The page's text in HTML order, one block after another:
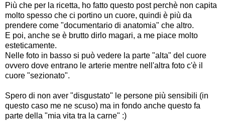
Più che per la ricetta, ho fatto questo post perchè non capita
molto spesso che ci portino un cuore, quindi è più da
prendere come "documentario di anatomia" che altro.
E poi, anche se è brutto dirlo magari, a me piace molto
esteticamente.
Nelle foto in basso si può vedere la parte "alta" del cuore
ovvero dove entrano le arterie mentre nell'altra foto c'è il
cuore "sezionato".
Spero di non aver "disgustato" le persone più sensibili (in
questo caso me ne scuso) ma in fondo anche questo fa
parte della "mia vita tra la carne" :)